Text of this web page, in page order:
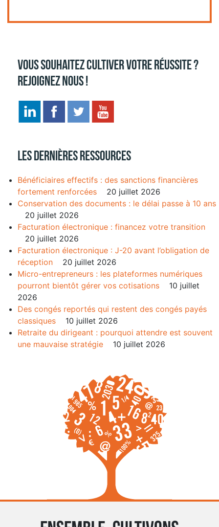
Vous souhaitez cultiver votre réussite ?
Rejoignez nous !
Les dernières ressources
Bénéficiaires effectifs : des sanctions financières
fortement renforcées
20 juillet 2026
Conservation des documents : le délai passe à 10 ans
20 juillet 2026
Facturation électronique : financez votre transition
20 juillet 2026
Facturation électronique : J-20 avant l’obligation de
réception
20 juillet 2026
Micro-entrepreneurs : les plateformes numériques
pourront bientôt gérer vos cotisations
10 juillet
2026
Des congés reportés qui restent des congés payés
classiques
10 juillet 2026
Retraite du dirigeant : pourquoi attendre est souvent
une mauvaise stratégie
10 juillet 2026